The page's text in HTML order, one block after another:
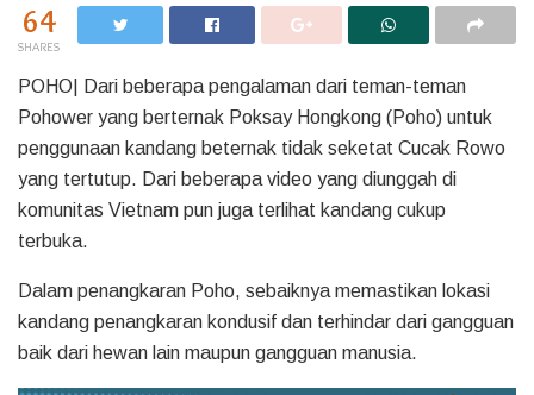
64
SHARES
POHO| Dari beberapa pengalaman dari teman-teman
Pohower yang berternak Poksay Hongkong (Poho) untuk
penggunaan kandang beternak tidak seketat Cucak Rowo
yang tertutup. Dari beberapa video yang diunggah di
komunitas Vietnam pun juga terlihat kandang cukup
terbuka.
Dalam penangkaran Poho, sebaiknya memastikan lokasi
kandang penangkaran kondusif dan terhindar dari gangguan
baik dari hewan lain maupun gangguan manusia.